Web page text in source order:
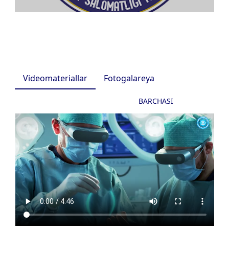
Videomateriallar Fotogalareya
BARCHASI